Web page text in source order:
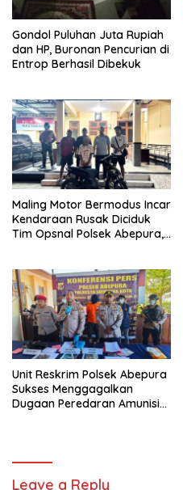
Gondol Puluhan Juta Rupiah
dan HP, Buronan Pencurian di
Entrop Berhasil Dibekuk
Maling Motor Bermodus Incar
Kendaraan Rusak Diciduk
Tim Opsnal Polsek Abepura,
Unit Reskrim Polsek Abepura
Sukses Menggagalkan
Dugaan Peredaran Amunisi
Leave a Reply